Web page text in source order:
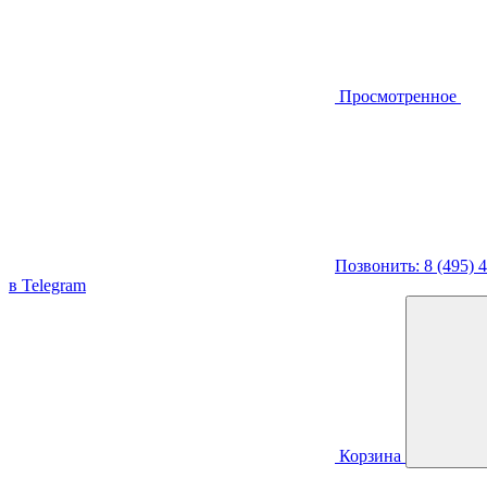
Просмотренное
Позвонить: 8 (495)
в Telegram
Корзина